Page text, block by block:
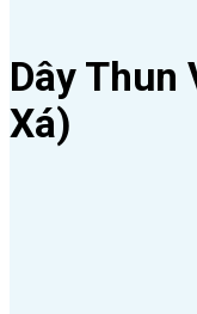
Dây Thun
Xá)